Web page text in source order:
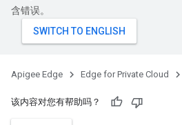
含错误。
Apigee Edge Edge for Private Cloud
该内容对您有帮助吗？